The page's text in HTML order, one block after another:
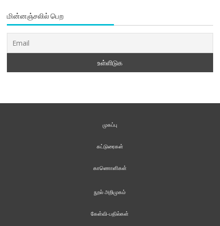
மின்னஞ்சலில் பெற
முகப்பு
கட்டுரைகள்
காணொளிகள்
நூல் அறிமுகம்
கேள்வி-பதில்கள்